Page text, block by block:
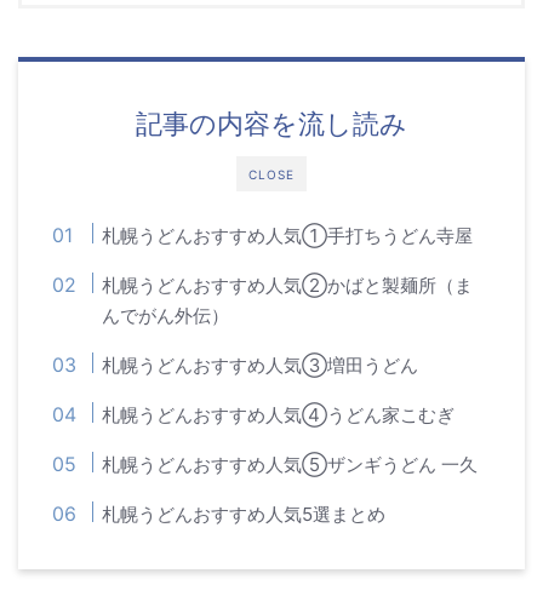
CLOSE
記事の内容を流し読み
札幌うどんおすすめ人気①手打ちうどん寺屋
札幌うどんおすすめ人気②かばと製麺所（ま
んでがん外伝）
札幌うどんおすすめ人気③増田うどん
札幌うどんおすすめ人気④うどん家こむぎ
札幌うどんおすすめ人気⑤ザンギうどん 一久
札幌うどんおすすめ人気5選まとめ